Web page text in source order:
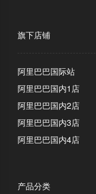
旗下店铺
阿里巴巴国际站
阿里巴巴国内1店
阿里巴巴国内2店
阿里巴巴国内3店
阿里巴巴国内4店
产品分类